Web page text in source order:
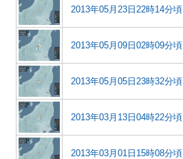
2013年05月23日22時14分頃
2013年05月09日02時09分頃
2013年05月05日23時32分頃
2013年03月13日04時22分頃
2013年03月01日15時08分頃